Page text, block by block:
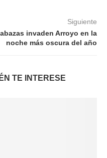
Siguiente
invaden Arroyo en la
noche más oscura del año
TE INTERESE